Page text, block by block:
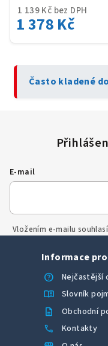
1 139 Kč bez DPH
1 378 Kč
Často kladené
E-mail
Vložením e-mailu
Informace pro
help
Nejčastější
menu_book Slovník
description Obchodní
call Kontakty